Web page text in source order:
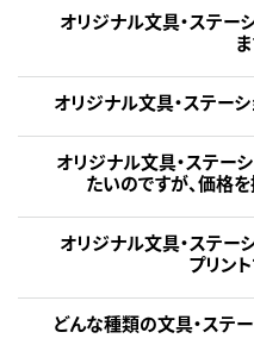
オリジナル文具・ステー
オリジナル文具・ステー
オリジナル文具・ステー
たいのですが、価格
オリジナル文具・ステー
プリン
どんな種類の文具・ステ